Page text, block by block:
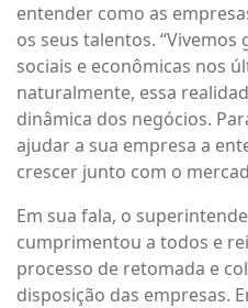
entender como as
os seus talentos.
sociais e econômicas nos
naturalmente, essa
dinâmica dos negócios.
ajudar a sua empresa a
crescer junto com o
Em sua fala, o
cumprimentou a todos e
processo de retomada e
disposição das empresas.